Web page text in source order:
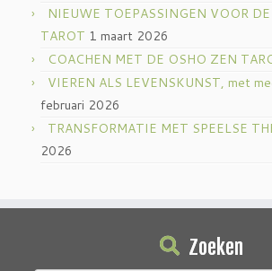
NIEUWE TOEPASSINGEN VOOR
TAROT 1 maart 2026
COACHEN MET DE OSHO ZEN
VIEREN ALS LEVENSKUNST, met
februari 2026
TRANSFORMATIE MET SPEELSE
2026
Zoeken